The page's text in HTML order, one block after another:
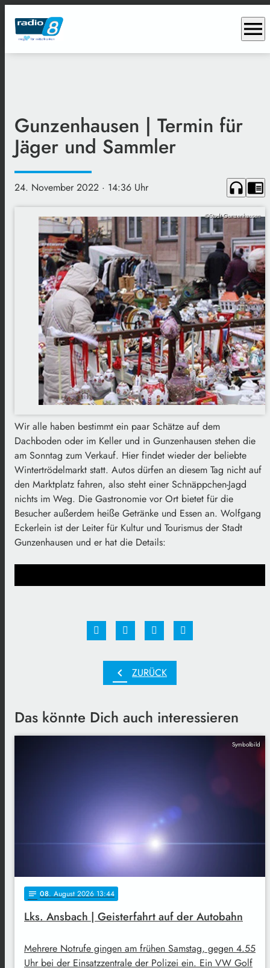
menu
Gunzenhausen | Termin für
Jäger und Sammler
24. November 2022 · 14:36 Uhr headphones chrome_reader_mode
©Stadt Gunzenhausen
Wir alle haben bestimmt ein paar Schätze auf dem
Dachboden oder im Keller und in Gunzenhausen stehen die
am Sonntag zum Verkauf. Hier findet wieder der beliebte
Wintertrödelmarkt statt. Autos dürfen an diesem Tag nicht auf
den Marktplatz fahren, also steht einer Schnäppchen-Jagd
nichts im Weg. Die Gastronomie vor Ort bietet für die
Besucher außerdem heiße Getränke und Essen an. Wolfgang
Eckerlein ist der Leiter für Kultur und Tourismus der Stadt
Gunzenhausen und er hat die Details:
chevron_left ZURÜCK
Das könnte Dich auch interessieren
Symbolbild
notes 08. August 2026 13:44
Lks. Ansbach | Geisterfahrt auf der Autobahn
Mehrere Notrufe gingen am frühen Samstag, gegen 4.55
Uhr bei der Einsatzzentrale der Polizei ein. Ein VW Golf